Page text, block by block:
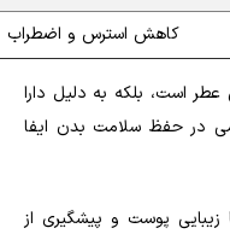
کاهش استرس و اضطراب
است، بلکه به دلیل دارا
در حفظ سلامت بدن ایفا
پوست و پیشگیری از